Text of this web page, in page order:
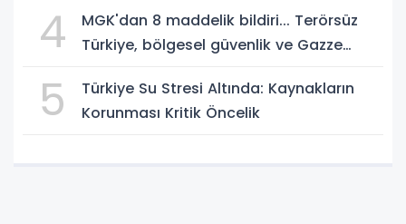
4
MGK'dan 8 maddelik bildiri... Terörsüz
Türkiye, bölgesel güvenlik ve Gazze
5
Türkiye Su Stresi Altında: Kaynakların
Korunması Kritik Öncelik